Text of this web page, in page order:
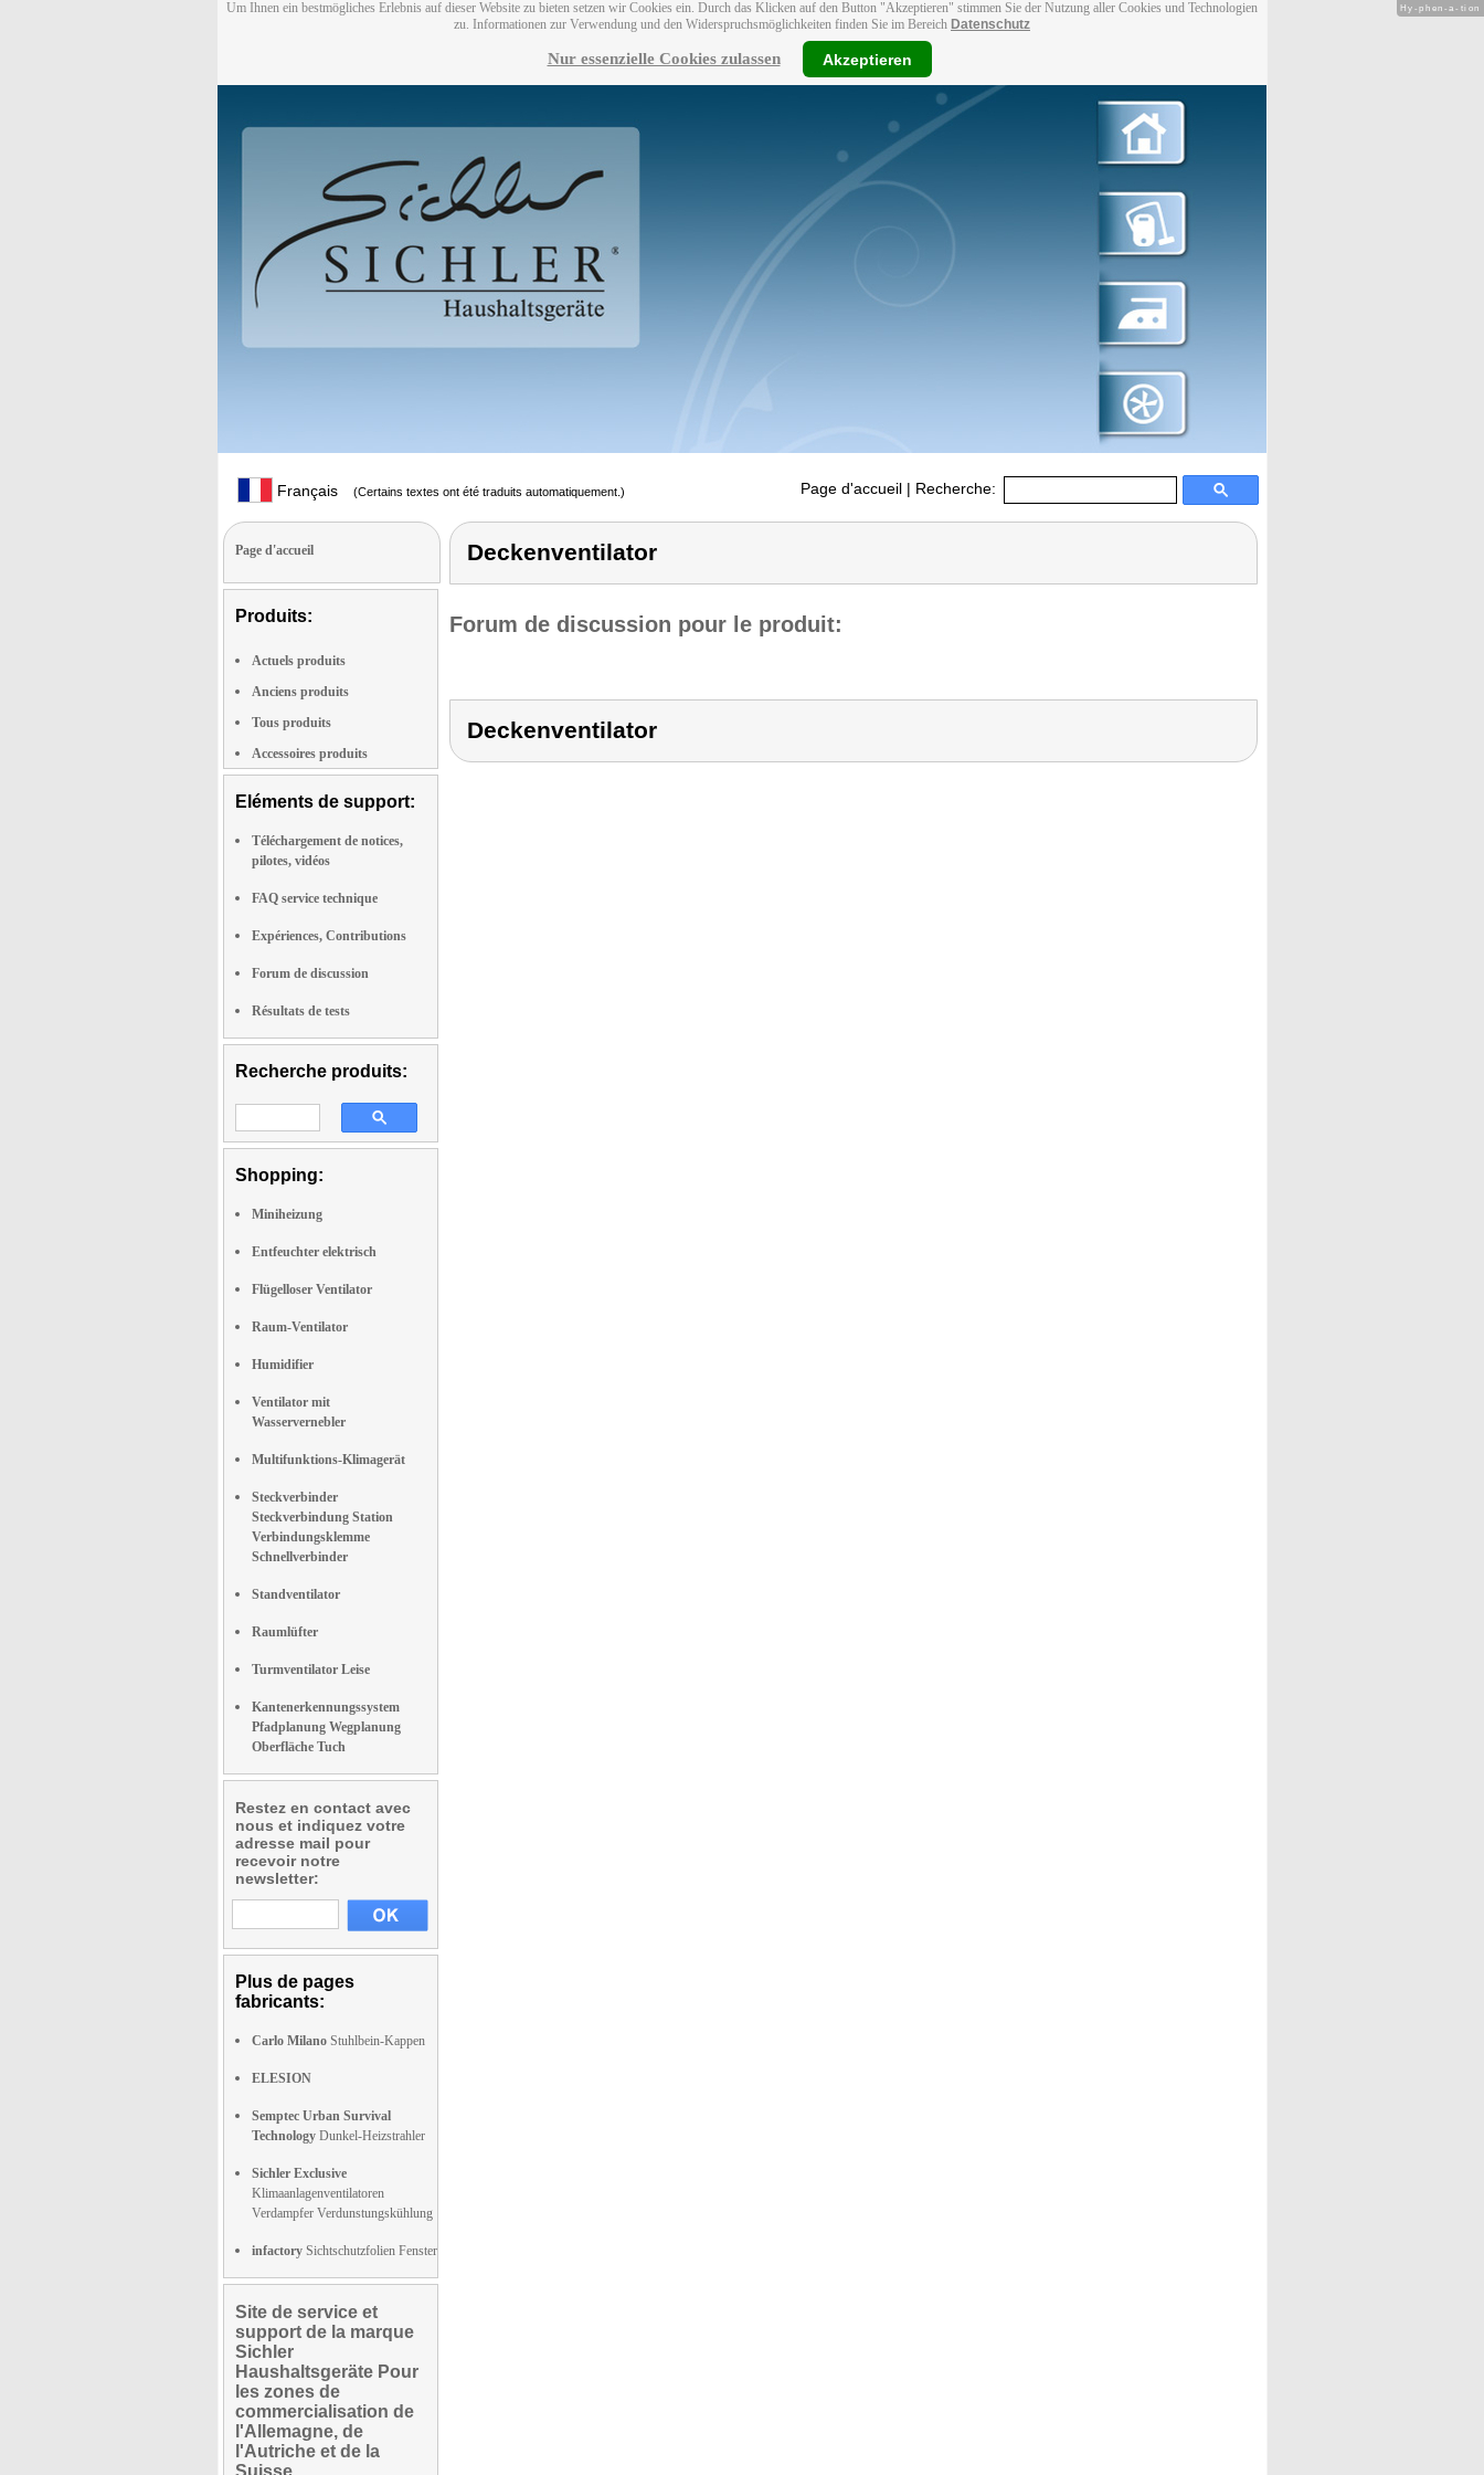
Um Ihnen ein bestmögliches Erlebnis auf dieser Website zu bieten setzen wir Cookies ein. Durch das Klicken auf den Button "Akzeptieren" stimmen Sie der Nutzung aller Cookies und Technologien
zu. Informationen zur Verwendung und den Widerspruchsmöglichkeiten finden Sie im Bereich Datenschutz
Nur essenzielle Cookies zulassen Akzeptieren
Français (Certains textes ont été traduits automatiquement.) Page d'accueil | Recherche:
Page d'accueil
Produits:
Actuels produits
Anciens produits
Tous produits
Accessoires produits
Eléments de support:
Téléchargement de notices,
pilotes, vidéos
FAQ service technique
Expériences, Contributions
Forum de discussion
Résultats de tests
Recherche produits:
Shopping:
Miniheizung
Entfeuchter elektrisch
Flügelloser Ventilator
Raum-Ventilator
Humidifier
Ventilator mit
Wasservernebler
Multifunktions-Klimagerät
Steckverbinder
Steckverbindung Station
Verbindungsklemme
Schnellverbinder
Standventilator
Raumlüfter
Turmventilator Leise
Kantenerkennungssystem
Pfadplanung Wegplanung
Oberfläche Tuch
Restez en contact avec
nous et indiquez votre
adresse mail pour
recevoir notre
newsletter:
Plus de pages
fabricants:
Carlo Milano Stuhlbein-Kappen
ELESION
Semptec Urban Survival
Technology Dunkel-Heizstrahler
Sichler Exclusive
Klimaanlagenventilatoren
Verdampfer Verdunstungskühlung
infactory Sichtschutzfolien Fenster
Site de service et
support de la marque
Sichler
Haushaltsgeräte Pour
les zones de
commercialisation de
l'Allemagne, de
l'Autriche et de la
Suisse
Deckenventilator
Forum de discussion pour le produit:
Deckenventilator
Hy-phen-a-tion